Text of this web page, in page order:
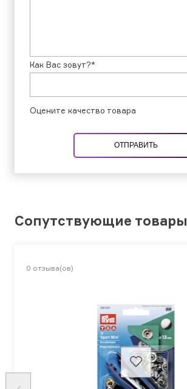
Как Вас зовут?*
Оцените качество товара
ОТПРАВИТЬ
Сопутствующие товары
0 отзыва(ов)